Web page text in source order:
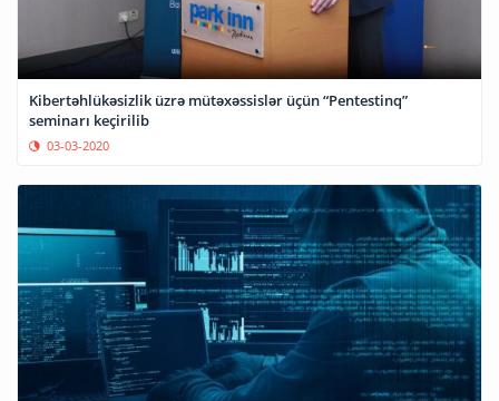
Kibertəhlükəsizlik üzrə mütəxəssislər üçün “Pentestinq”
seminarı keçirilib
03-03-2020